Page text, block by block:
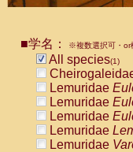
■学名： ※複数選択可・or
All species(1)
Lemuridae
Lemuridae
Lemuridae
Lemuridae
Lemuridae